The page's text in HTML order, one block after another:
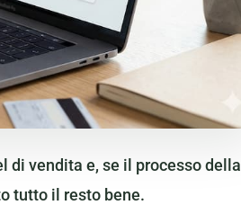
di vendita e, se il processo della
tutto il resto bene.